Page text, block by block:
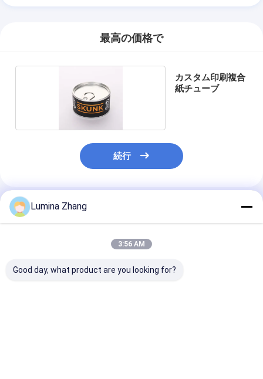
最高の価格で
カスタム印刷複合
紙チューブ
続行
推薦されたプロダクト
Lumina Zhang
3:56 AM
Good day, what product are you looking for?